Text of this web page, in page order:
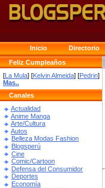
Inicio Directorio
Feliz Cumpleaños
[La Mula] [Kelvin Almeida] [Pedrin]
Mas..
Canales
Actualidad
Anime Manga
Arte/Cultura
Autos
Belleza Modas Fashion
Blogsperú
Cine
Comic/Cartoon
Defensa del Consumidor
Deportes
Economía